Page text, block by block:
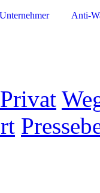
Unternehmer Anti-